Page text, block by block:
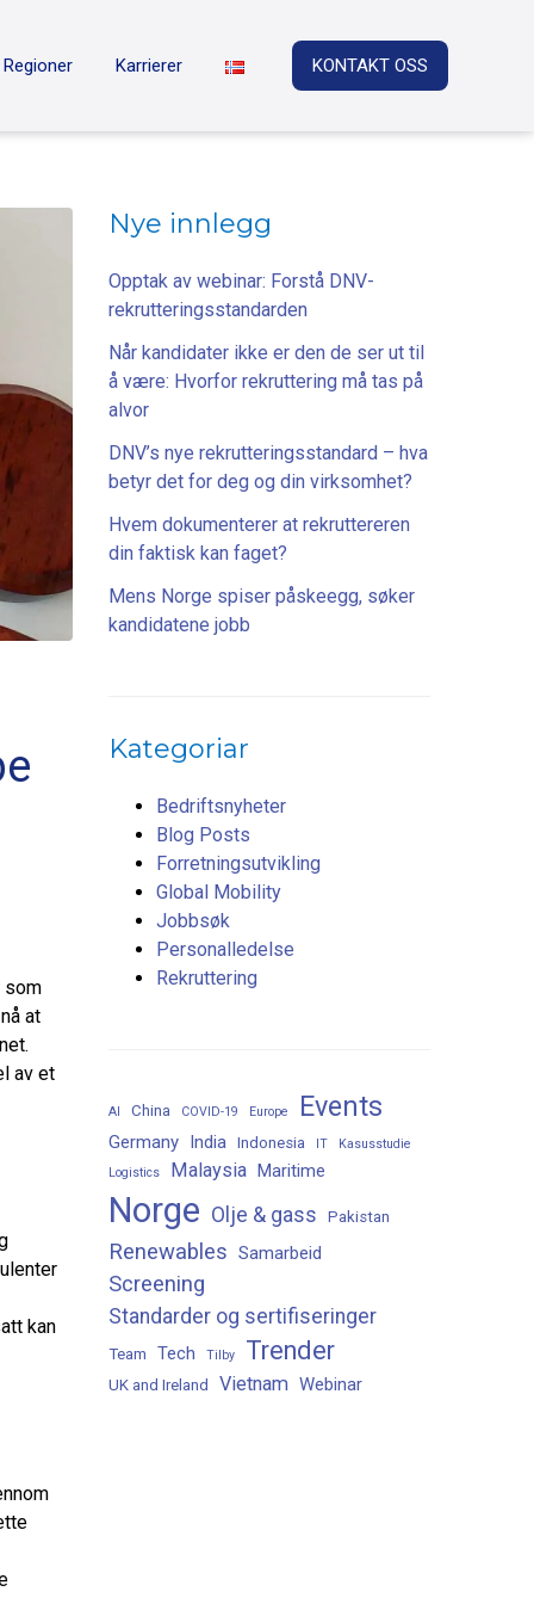
Regioner Karrierer KONTAKT OSS
som
at
av et
kan
Nye innlegg
Opptak av webinar: Forstå DNV-
rekrutteringsstandarden
Når kandidater ikke er den de ser ut til
å være: Hvorfor rekruttering må tas på
alvor
DNV’s nye rekrutteringsstandard – hva
betyr det for deg og din virksomhet?
Hvem dokumenterer at rekruttereren
din faktisk kan faget?
Mens Norge spiser påskeegg, søker
kandidatene jobb
Kategoriar
Bedriftsnyheter
Blog Posts
Forretningsutvikling
Global Mobility
Jobbsøk
Personalledelse
Rekruttering
AI China COVID-19 Europe Events
Germany India Indonesia IT
Kasusstudie
Logistics
Malaysia Maritime
Norge Olje & gass Pakistan
Renewables Samarbeid
Screening
Standarder og sertifiseringer
Team Tech Tilby Trender
UK and Ireland Vietnam Webinar